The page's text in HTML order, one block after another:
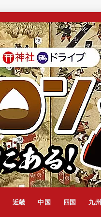
近畿 中国 四国 九州